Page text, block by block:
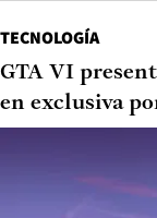
TECNOLOGÍA
GTA VI
en exclusiva